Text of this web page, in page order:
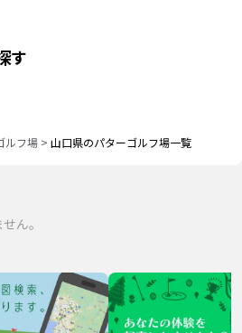
す
ルフ場 > 山口県のパターゴルフ場一覧
ん。